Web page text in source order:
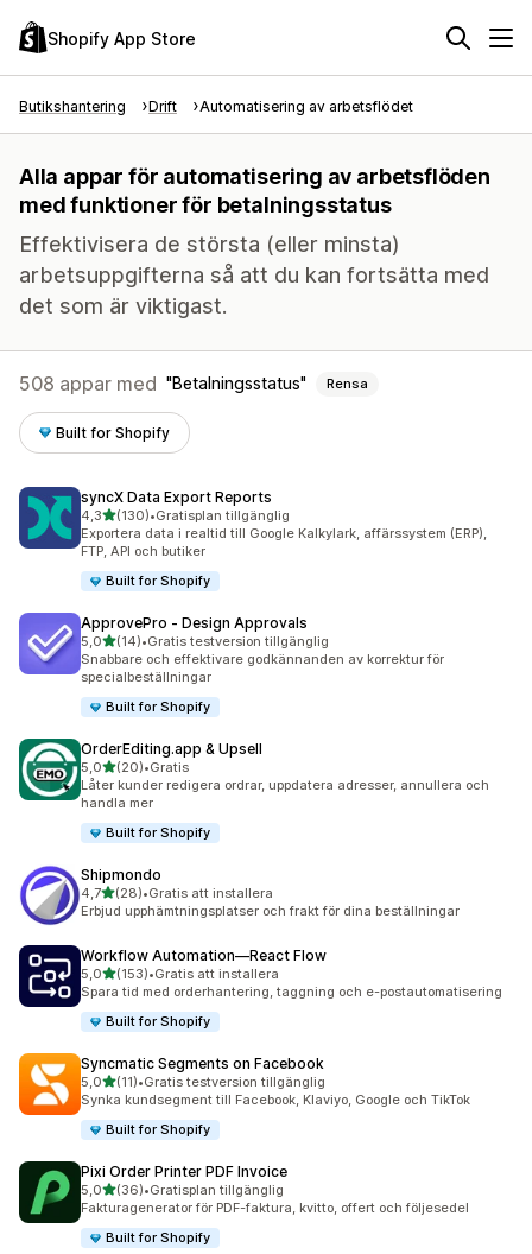
Shopify App Store
Butikshantering Drift Automatisering av arbetsflödet
Alla appar för automatisering av arbetsflöden
med funktioner för betalningsstatus
Effektivisera de största (eller minsta)
arbetsuppgifterna så att du kan fortsätta med
det som är viktigast.
508 appar med Betalningsstatus Rensa
Built for Shopify
syncX Data Export Reports
4,3av 5 stjärnor
(130)
130 recensioner totalt
•Gratisplan tillgänglig
Exportera data i realtid till Google Kalkylark, affärssystem (ERP),
FTP, API och butiker
Built for Shopify
ApprovePro ‑ Design Approvals
5,0av 5 stjärnor
(14)
14 recensioner totalt
•Gratis testversion tillgänglig
Snabbare och effektivare godkännanden av korrektur för
specialbeställningar
Built for Shopify
OrderEditing.app & Upsell
5,0av 5 stjärnor
(20)
20 recensioner totalt
•Gratis
Låter kunder redigera ordrar, uppdatera adresser, annullera och
handla mer
Built for Shopify
Shipmondo
4,7av 5 stjärnor
(28)
28 recensioner totalt
•Gratis att installera
Erbjud upphämtningsplatser och frakt för dina beställningar
Workflow Automation—React Flow
5,0av 5 stjärnor
(153)
153 recensioner totalt
•Gratis att installera
Spara tid med orderhantering, taggning och e-postautomatisering
Built for Shopify
Syncmatic Segments on Facebook
5,0av 5 stjärnor
(11)
11 recensioner totalt
•Gratis testversion tillgänglig
Synka kundsegment till Facebook, Klaviyo, Google och TikTok
Built for Shopify
Pixi Order Printer PDF Invoice
5,0av 5 stjärnor
(36)
36 recensioner totalt
•Gratisplan tillgänglig
Fakturagenerator för PDF-faktura, kvitto, offert och följesedel
Built for Shopify